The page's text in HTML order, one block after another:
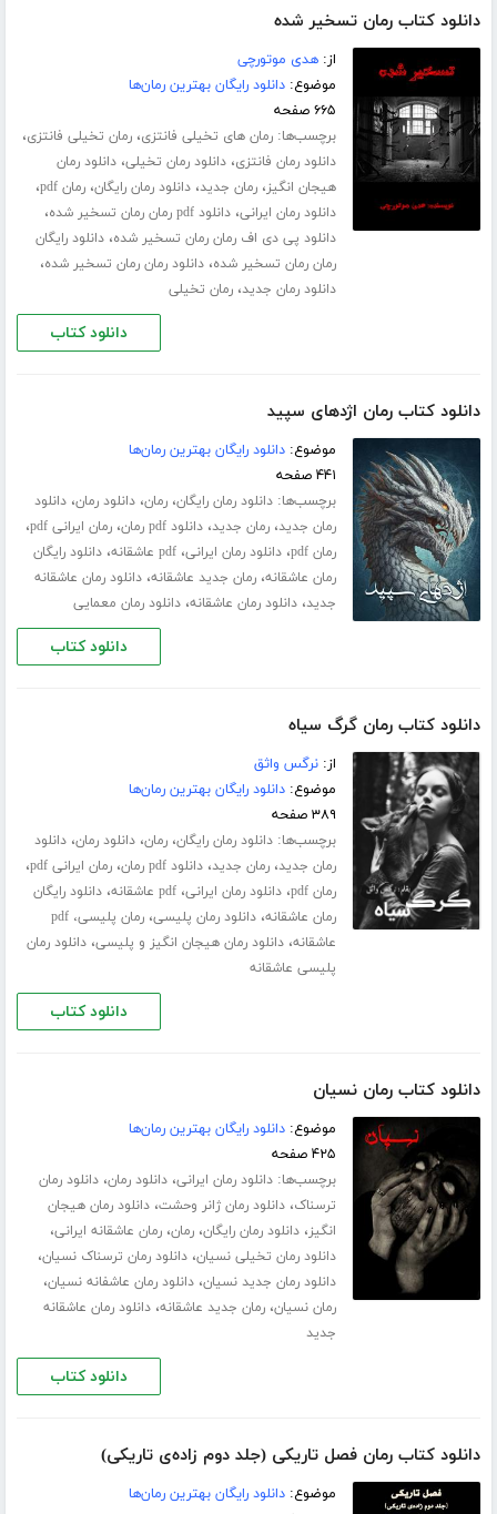
دانلود کتاب رمان تسخیر شده
از:هدی موتورچی
موضوع:دانلود رایگان بهترین رمان‌ها
۶۶۵ صفحه
برچسب‌ها:رمان های تخیلی فانتزی،رمان تخیلی فانتزی،
دانلود رمان فانتزی،دانلود رمان تخیلی،دانلود رمان
هیجان انگیز،رمان جدید،دانلود رمان رایگان،رمان pdf ،
دانلود رمان ایرانی،دانلود pdf رمان رمان تسخیر شده ،
دانلود پی دی اف رمان رمان تسخیر شده،دانلود رایگان
رمان رمان تسخیر شده،دانلود رمان رمان تسخیر شده،
دانلود رمان جدید،رمان تخیلی
دانلود کتاب
دانلود کتاب رمان اژدهای سپید
موضوع:دانلود رایگان بهترین رمان‌ها
۴۴۱ صفحه
برچسب‌ها:دانلود رمان رایگان،رمان،دانلود رمان،دانلود
رمان جدید،رمان جدید،دانلود pdf رمان ،رمان ایرانی pdf ،
رمان pdf ،دانلود رمان ایرانی،pdf عاشقانه ،دانلود رایگان
رمان عاشقانه،رمان جدید عاشقانه،دانلود رمان عاشقانه
جدید،دانلود رمان عاشقانه،دانلود رمان معمایی
دانلود کتاب
دانلود کتاب رمان گرگ سیاه
از:نرگس واثق
موضوع:دانلود رایگان بهترین رمان‌ها
۳۸۹ صفحه
برچسب‌ها:دانلود رمان رایگان،رمان،دانلود رمان،دانلود
رمان جدید،رمان جدید،دانلود pdf رمان ،رمان ایرانی pdf ،
رمان pdf ،دانلود رمان ایرانی،pdf عاشقانه ،دانلود رایگان
رمان عاشقانه،دانلود رمان پلیسی،
رمان پلیسی، pdf
عاشقانه،دانلود رمان هیجان انگیز و پلیسی،دانلود رمان
پلیسی عاشقانه
دانلود کتاب
دانلود کتاب رمان نسیان
موضوع:دانلود رایگان بهترین رمان‌ها
۴۲۵ صفحه
برچسب‌ها:دانلود رمان ایرانی،دانلود رمان،دانلود رمان
ترسناک،دانلود رمان ژانر وحشت،دانلود رمان هیجان
انگیز،دانلود رمان رایگان،رمان،رمان عاشقانه ایرانی،
دانلود رمان تخیلی نسیان،دانلود رمان ترسناک نسیان،
دانلود رمان جدید نسیان،دانلود رمان عاشفانه نسیان،
رمان نسیان،رمان جدید عاشقانه،دانلود رمان عاشقانه
جدید
دانلود کتاب
دانلود کتاب رمان فصل تاریکی (جلد دوم زاده‌ی تاریکی)
موضوع:دانلود رایگان بهترین رمان‌ها